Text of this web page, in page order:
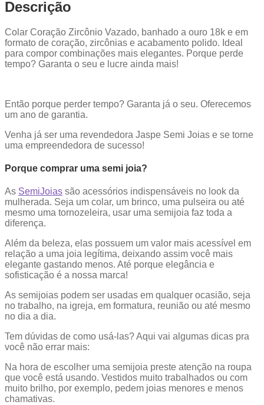
Descrição
Colar Coração Zircônio Vazado, banhado a ouro 18k e em
formato de coração, zircônias e acabamento polido. Ideal
para compor combinações mais elegantes. Porque perde
tempo? Garanta o seu e lucre ainda mais!
Então porque perder tempo? Garanta já o seu. Oferecemos
um ano de garantia.
Venha já ser uma revendedora Jaspe Semi Joias e se torne
uma empreendedora de sucesso!
Porque comprar uma semi joia?
As SemiJoias são acessórios indispensáveis no look da
mulherada. Seja um colar, um brinco, uma pulseira ou até
mesmo uma tornozeleira, usar uma semijoia faz toda a
diferença.
Além da beleza, elas possuem um valor mais acessível em
relação a uma joia legítima, deixando assim você mais
elegante gastando menos. Até porque elegância e
sofisticação é a nossa marca!
As semijoias podem ser usadas em qualquer ocasião, seja
no trabalho, na igreja, em formatura, reunião ou até mesmo
no dia a dia.
Tem dúvidas de como usá-las? Aqui vai algumas dicas pra
você não errar mais:
Na hora de escolher uma semijoia preste atenção na roupa
que você está usando. Vestidos muito trabalhados ou com
muito brilho, por exemplo, pedem joias menores e menos
chamativas.